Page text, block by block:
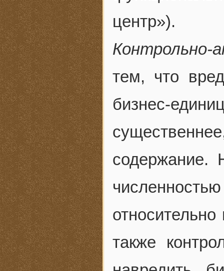
центр»).
Контрольно-
тем, что
бизнес-
содержание.
также